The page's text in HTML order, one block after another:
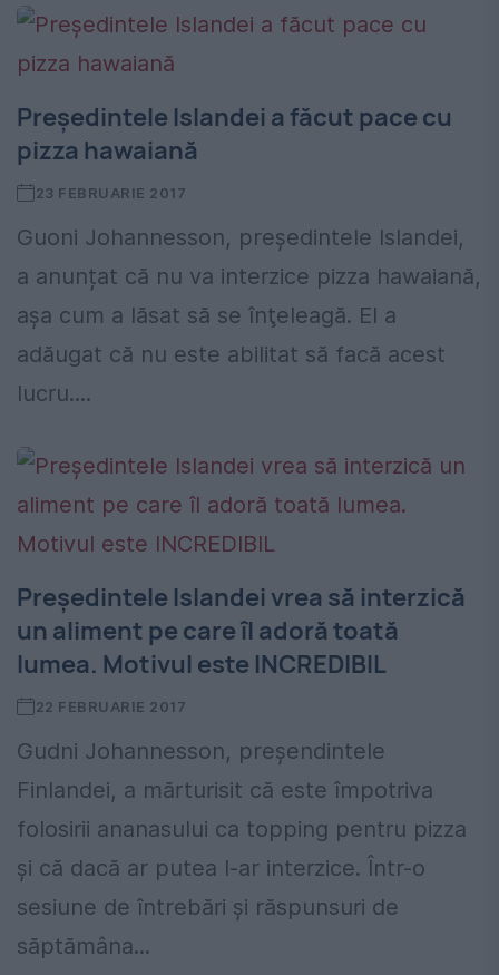
Președintele Islandei a făcut pace cu
pizza hawaiană
23 FEBRUARIE 2017
Guoni Johannesson, președintele Islandei,
a anunțat că nu va interzice pizza hawaiană,
așa cum a lăsat să se înţeleagă. El a
adăugat că nu este abilitat să facă acest
lucru....
Președintele Islandei vrea să interzică
un aliment pe care îl adoră toată
lumea. Motivul este INCREDIBIL
22 FEBRUARIE 2017
Gudni Johannesson, preșendintele
Finlandei, a mărturisit că este împotriva
folosirii ananasului ca topping pentru pizza
și că dacă ar putea l-ar interzice. Într-o
sesiune de întrebări și răspunsuri de
săptămâna...